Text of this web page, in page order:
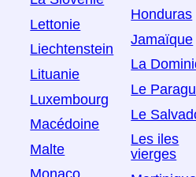
Lettonie
Liechtenstein
Lituanie
Luxembourg
Macédoine
Malte
Honduras
Jamaïque
La
Le
Le
Les iles
vierges